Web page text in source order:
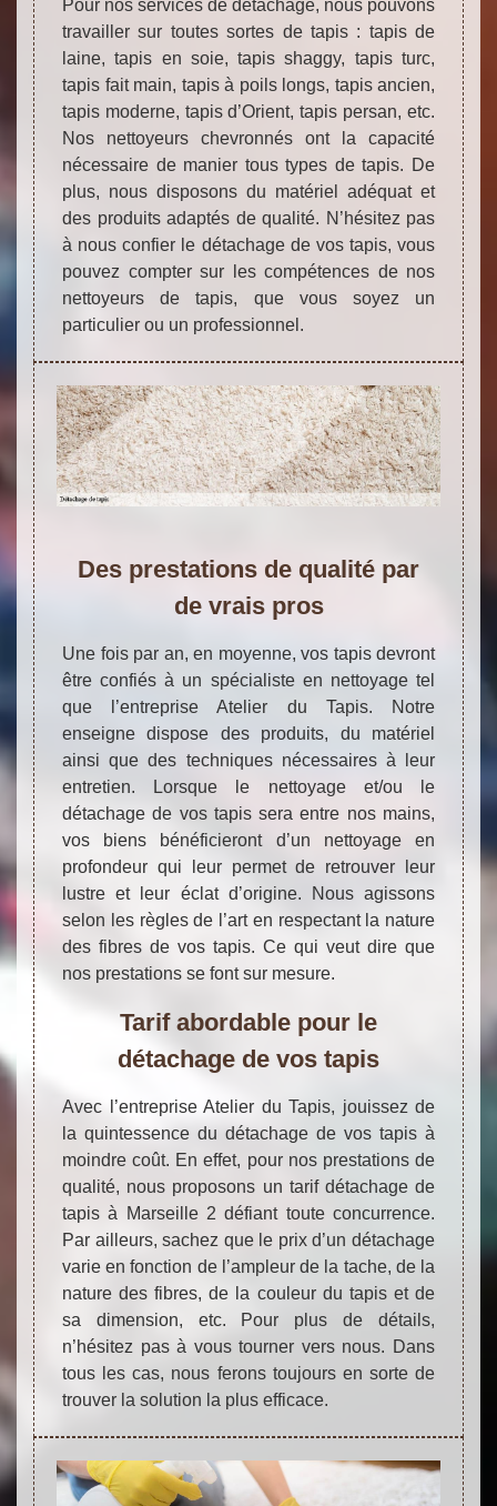
Pour nos services de détachage, nous pouvons
travailler sur toutes sortes de tapis : tapis de
laine, tapis en soie, tapis shaggy, tapis turc,
tapis fait main, tapis à poils longs, tapis ancien,
tapis moderne, tapis d’Orient, tapis persan, etc.
Nos nettoyeurs chevronnés ont la capacité
nécessaire de manier tous types de tapis. De
plus, nous disposons du matériel adéquat et
des produits adaptés de qualité. N’hésitez pas
à nous confier le détachage de vos tapis, vous
pouvez compter sur les compétences de nos
nettoyeurs de tapis, que vous soyez un
particulier ou un professionnel.
Des prestations de qualité par
de vrais pros
Une fois par an, en moyenne, vos tapis devront
être confiés à un spécialiste en nettoyage tel
que l’entreprise Atelier du Tapis. Notre
enseigne dispose des produits, du matériel
ainsi que des techniques nécessaires à leur
entretien. Lorsque le nettoyage et/ou le
détachage de vos tapis sera entre nos mains,
vos biens bénéficieront d’un nettoyage en
profondeur qui leur permet de retrouver leur
lustre et leur éclat d’origine. Nous agissons
selon les règles de l’art en respectant la nature
des fibres de vos tapis. Ce qui veut dire que
nos prestations se font sur mesure.
Tarif abordable pour le
détachage de vos tapis
Avec l’entreprise Atelier du Tapis, jouissez de
la quintessence du détachage de vos tapis à
moindre coût. En effet, pour nos prestations de
qualité, nous proposons un tarif détachage de
tapis à Marseille 2 défiant toute concurrence.
Par ailleurs, sachez que le prix d’un détachage
varie en fonction de l’ampleur de la tache, de la
nature des fibres, de la couleur du tapis et de
sa dimension, etc. Pour plus de détails,
n’hésitez pas à vous tourner vers nous. Dans
tous les cas, nous ferons toujours en sorte de
trouver la solution la plus efficace.